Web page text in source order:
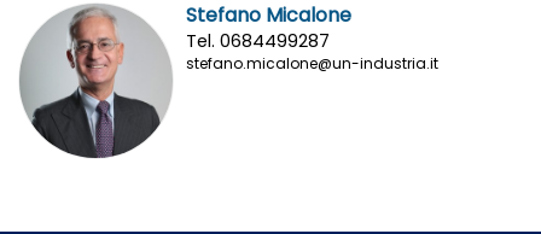
Stefano Micalone
Tel. 0684499287
stefano.micalone@un-industria.it